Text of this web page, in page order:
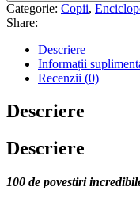
Categorie: Copii,
Share:
Descriere
Informații
Recenzii (0)
Descriere
Descriere
100 de povestiri